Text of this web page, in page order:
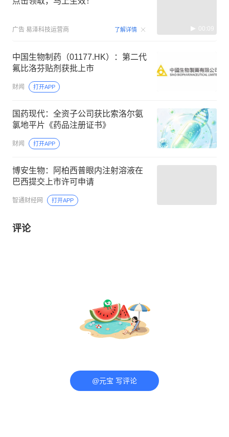
广告 易泽科技运营商 了解详情 00:09
中国生物制药（01177.HK）：第二代
氟比洛芬贴剂获批上市
财闻 打开APP
国药现代：全资子公司获比索洛尔氨
氯地平片《药品注册证书》
财闻 打开APP
博安生物：阿柏西普眼内注射溶液在
巴西提交上市许可申请
智通财经网 打开APP
评论
@元宝 写评论